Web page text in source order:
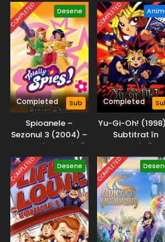
COMPLETED Desene
Completed Sub
Spioanele –
Sezonul 3 (2004) –
Dublat în Română
COMPLETED
Completed
Yu-Gi-Oh!
Subtitrat în
Română
COMPLETED Desene COMPLETED